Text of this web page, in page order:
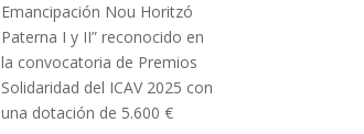
Emancipación Nou Horitzó
Paterna I y II” reconocido en
la convocatoria de Premios
Solidaridad del ICAV 2025 con
una dotación de 5.600 €